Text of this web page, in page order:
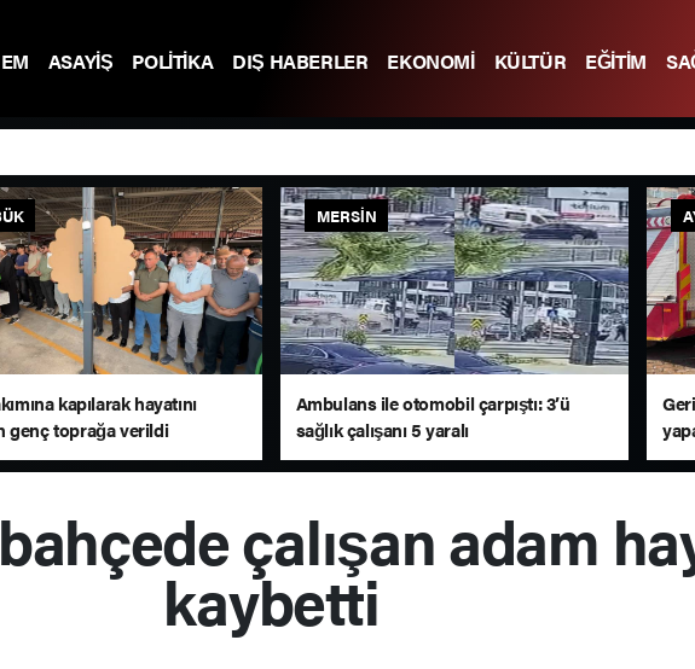
ASAYİŞ POLİTİKA DIŞ HABERLER EKONOMİ KÜLTÜR EĞİTİM
kapılarak hayatını
genç toprağa verildi
MERSIN
Ambulans ile otomobil çarpıştı: 3’ü
sağlık çalışanı 5 yaralı
çalışan adam
kaybetti